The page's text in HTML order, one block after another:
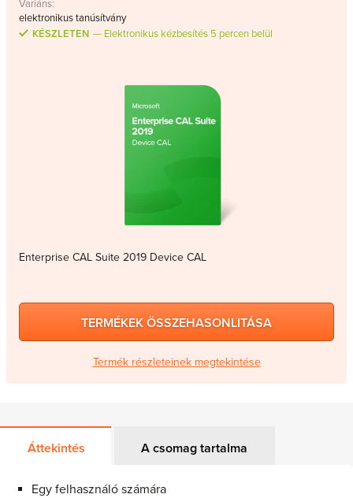
Variáns:
elektronikus tanúsítvány
KÉSZLETEN
Elektronikus kézbesítés 5 percen belül
Enterprise CAL Suite 2019 Device CAL
TERMÉKEK ÖSSZEHASONLITÁSA
Termék részleteinek megtekintése
Áttekintés A csomag tartalma
Egy felhasználó számára